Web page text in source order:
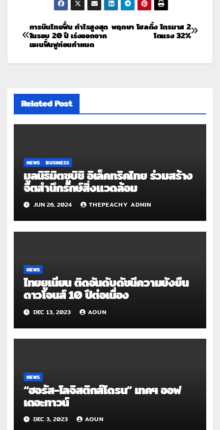
พฤกษา โฮลดิ้ง ไตรมาส 2
โตแรง 32%
การบินไทยฟื้น กำไรสูงสุด
ในรอบ 20 ปี เร่งออกจาก
แผนฟื้นฟูก่อนกำหนด
Related Post
NEWS BUSINESS
มูลนิธิมิตซูบิชิ อิเล็คทริคไทย ร่วมสร้าง
จิตสำนึกรักษ์สิ่งแวดล้อม
JUN 26, 2024 THEPEACHY ADMIN
NEWS
ไทยยูเนี่ยน ติดอันดับดัชนีความยั่งยืน
ดาวโจนส์ 10 ปีต่อเนื่อง
DEC 13, 2023 AOUN
NEWS
“ฮอรัส-โลจิสติกส์โดรน” เทคฯ ออฟ
เดอะทาวน์
DEC 3, 2023 AOUN